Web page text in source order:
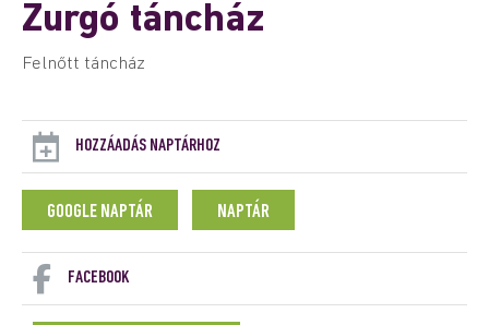
Zurgó táncház
Felnőtt táncház
HOZZÁADÁS NAPTÁRHOZ
GOOGLE NAPTÁR NAPTÁR
FACEBOOK